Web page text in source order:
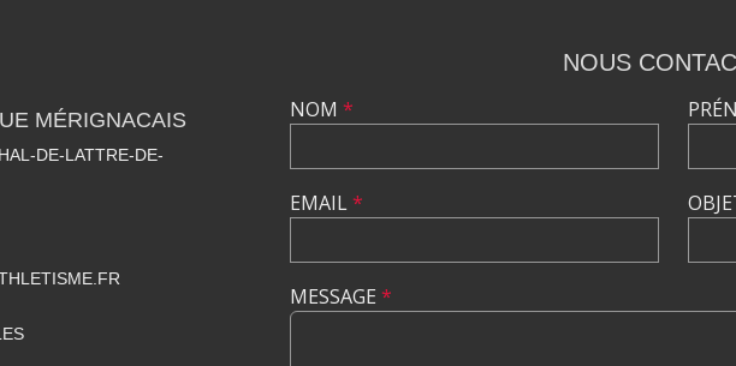
MÉRIGNACAIS
DE-LATTRE-DE-
NOUS
NOM *
EMAIL*
MESSAGE *